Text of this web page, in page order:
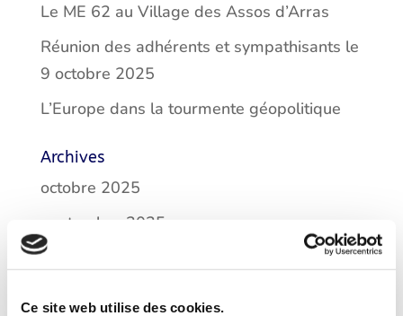
Ce site web utilise des cookies.
Le ME 62 au Village des Assos d’Arras
Réunion des adhérents et sympathisants le
9 octobre 2025
L’Europe dans la tourmente géopolitique
Archives
octobre 2025
septembre 2025
novembre 2024